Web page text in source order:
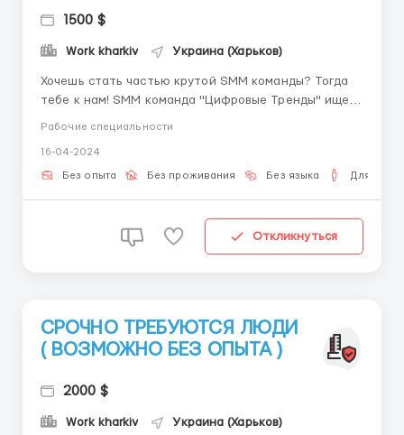
1500 $
Work kharkiv Украина (Харьков)
Хочешь стать частью крутой SMM команды? Тогда
тебе к нам! SMM команда "Цифровые Тренды" ищет
новых звездных сотрудников! Что мы предлагаем:
месяц) Удобное расположение: 2 минуты от метро
Пушкинская Интересную работу: ведение ...
Рабочие специальности
16-04-2024
Без опыта Без проживания Без языка Для
Откликнуться
СРОЧНО ТРЕБУЮТСЯ ЛЮДИ
( ВОЗМОЖНО БЕЗ ОПЫТА )
2000 $
Work kharkiv Украина (Харьков)